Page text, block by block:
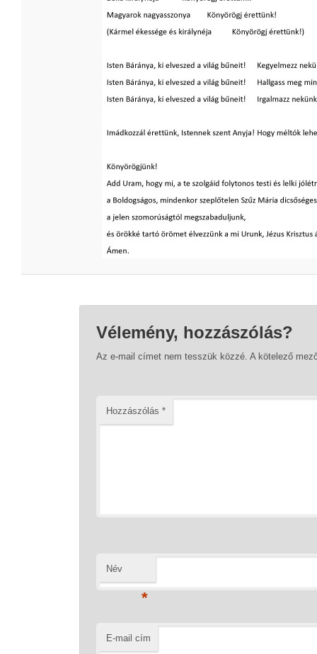
Vélemény, hozzászólás?
Az e-mail címet nem tesszük közzé. A kötelező
Hozzászólás *
Név
*
E-mail cím